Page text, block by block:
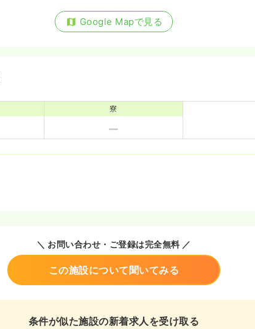
Google Mapで見る
寮
＼ お問い合わせ・ご登録は完全無料 ／
この施設について聞いてみる
条件が似た施設の新着求人を受け取る